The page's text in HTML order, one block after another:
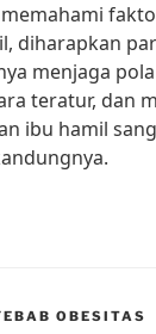
diharapkan
menjaga
teratur, dan
ibu hamil
OBESITAS